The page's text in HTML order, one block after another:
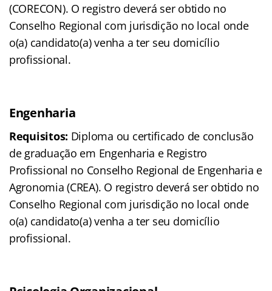
(CORECON). O registro deverá ser obtido no
Conselho Regional com jurisdição no local onde
o(a) candidato(a) venha a ter seu domicílio
profissional.
Engenharia
Requisitos: Diploma ou certificado de conclusão
de graduação em Engenharia e Registro
Profissional no Conselho Regional de Engenharia e
Agronomia (CREA). O registro deverá ser obtido no
Conselho Regional com jurisdição no local onde
o(a) candidato(a) venha a ter seu domicílio
profissional.